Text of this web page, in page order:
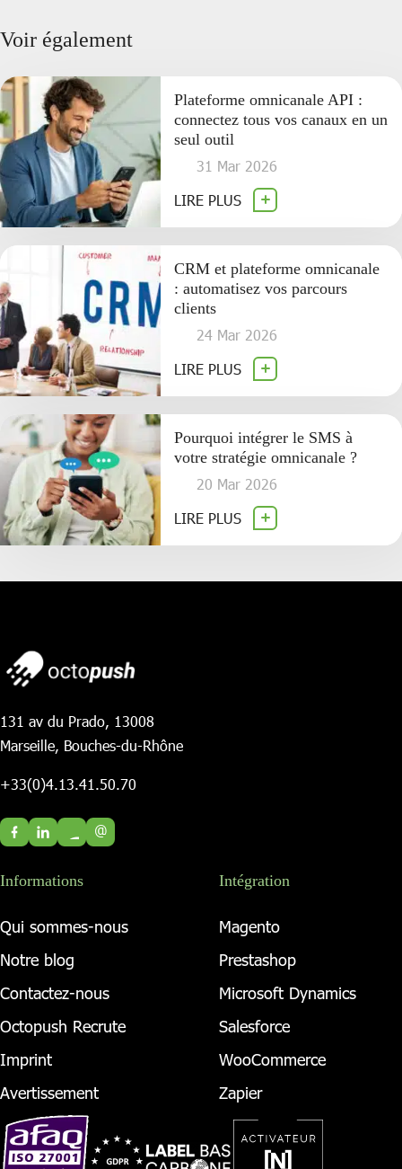
Voir également
Plateforme omnicanale API :
connectez tous vos canaux en un
seul outil
31 Mar 2026
LIRE PLUS
CRM et plateforme omnicanale
: automatisez vos parcours
clients
24 Mar 2026
LIRE PLUS
Pourquoi intégrer le SMS à
votre stratégie omnicanale ?
20 Mar 2026
LIRE PLUS
131 av du Prado, 13008
Marseille, Bouches-du-Rhône
+33(0)4.13.41.50.70
@
Informations
Qui sommes-nous
Notre blog
Contactez-nous
Octopush Recrute
Imprint
Avertissement
Intégration
Magento
Prestashop
Microsoft Dynamics
Salesforce
WooCommerce
Zapier